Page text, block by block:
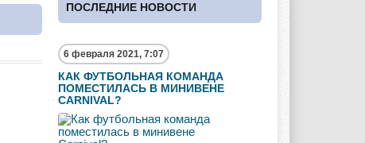
ПОСЛЕДНИЕ НОВОСТИ
6 февраля 2021, 7:07
КАК ФУТБОЛЬНАЯ КОМАНДА
ПОМЕСТИЛАСЬ В МИНИВЕНЕ
CARNIVAL?